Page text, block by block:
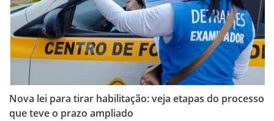
Nova lei para tirar habilitação: veja etapas do processo
que teve o prazo ampliado